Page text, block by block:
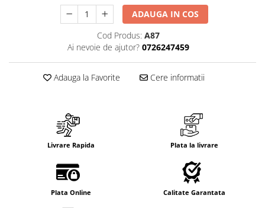
ADAUGA IN COS
Cod Produs: A87
Ai nevoie de ajutor? 0726247459
Adauga la Favorite Cere informatii
Livrare Rapida Plata la livrare
Plata Online Calitate Garantata